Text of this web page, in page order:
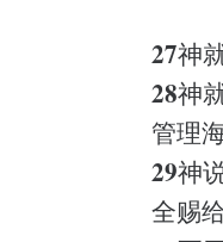
27神
28神
管理
29神
全赐